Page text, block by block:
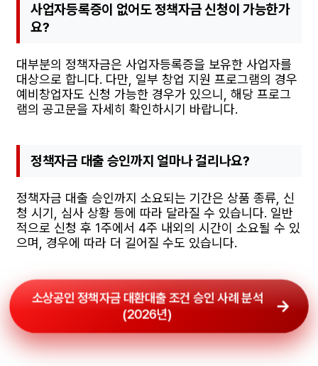
사업자등록증이 없어도 정책자금 신청이 가능한가
요?
대부분의 정책자금은 사업자등록증을 보유한 사업자를
대상으로 합니다. 다만, 일부 창업 지원 프로그램의 경우
예비창업자도 신청 가능한 경우가 있으니, 해당 프로그
램의 공고문을 자세히 확인하시기 바랍니다.
정책자금 대출 승인까지 얼마나 걸리나요?
정책자금 대출 승인까지 소요되는 기간은 상품 종류, 신
청 시기, 심사 상황 등에 따라 달라질 수 있습니다. 일반
적으로 신청 후 1주에서 4주 내외의 시간이 소요될 수 있
으며, 경우에 따라 더 길어질 수도 있습니다.
소상공인 정책자금 대환대출 조건 승인 사례 분석
(2026년)